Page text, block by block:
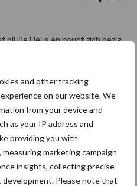
and other tracking
on our website. We
from your device and
as your IP address and
providing you with
marketing campaign
insights, collecting precise
Please note that
bij De Heus en houdt zich bezig
gras- en maailand. De
gebruik van ...Lees meer
Dubbeld
oelbeme
ster
voor